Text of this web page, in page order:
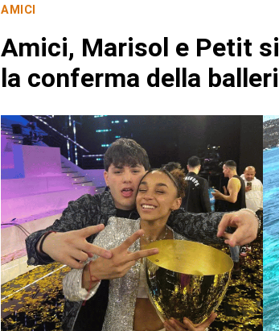
AMICI
Amici, Marisol e Petit
la conferma della